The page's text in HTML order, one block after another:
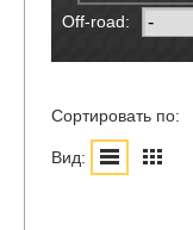
Off-road:
Сортировать по:
Вид: